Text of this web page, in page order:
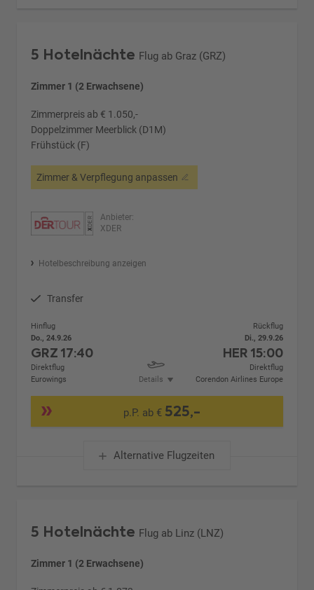
5 Hotelnächte Flug ab Graz (GRZ)
Zimmer 1 (2 Erwachsene)
Zimmerpreis ab € 1.050,-
Doppelzimmer Meerblick (D1M)
Frühstück (F)
Zimmer & Verpflegung anpassen
Anbieter:
XDER
Hotelbeschreibung anzeigen
Transfer
Hinflug
Do., 24.9.26
GRZ17:40
Direktflug
Eurowings
Details
Rückflug
Di., 29.9.26
HER 15:00
Direktflug
Corendon Airlines Europe
p.P. ab € 525,-
Alternative Flugzeiten
5 Hotelnächte Flug ab Linz (LNZ)
Zimmer 1 (2 Erwachsene)